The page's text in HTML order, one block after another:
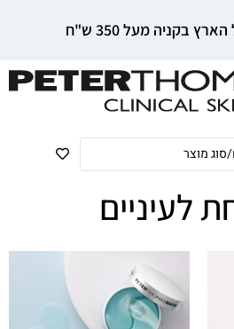
בקניה מעל 350 ש"ח
לעיניים